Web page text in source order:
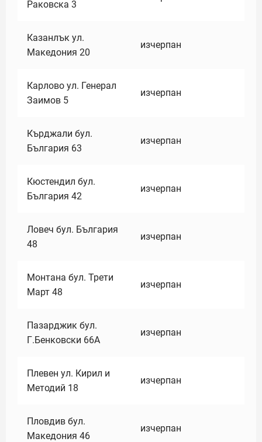
Раковска 3
Казанлък ул.
Македония 20
изчерпан
Карлово ул. Генерал
Заимов 5
изчерпан
Кърджали бул.
България 63
изчерпан
Кюстендил бул.
България 42
изчерпан
Ловеч бул. България
48
изчерпан
Монтана бул. Трети
Март 48
изчерпан
Пазарджик бул.
Г.Бенковски 66А
изчерпан
Плевен ул. Кирил и
Методий 18
изчерпан
Пловдив бул.
Македония 46
изчерпан